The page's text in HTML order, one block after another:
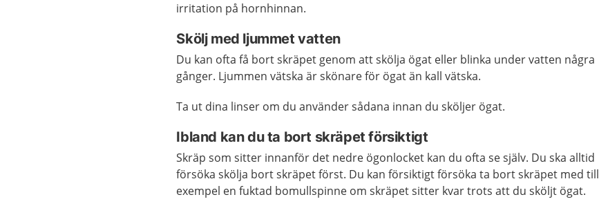
irritation på hornhinnan.
Skölj med ljummet vatten
Du kan ofta få bort skräpet genom att skölja ögat eller blinka under vatten några
gånger. Ljummen vätska är skönare för ögat än kall vätska.
Ta ut dina linser om du använder sådana innan du sköljer ögat.
Ibland kan du ta bort skräpet försiktigt
Skräp som sitter innanför det nedre ögonlocket kan du ofta se själv. Du ska alltid
försöka skölja bort skräpet först. Du kan försiktigt försöka ta bort skräpet med till
exempel en fuktad bomullspinne om skräpet sitter kvar trots att du sköljt ögat.